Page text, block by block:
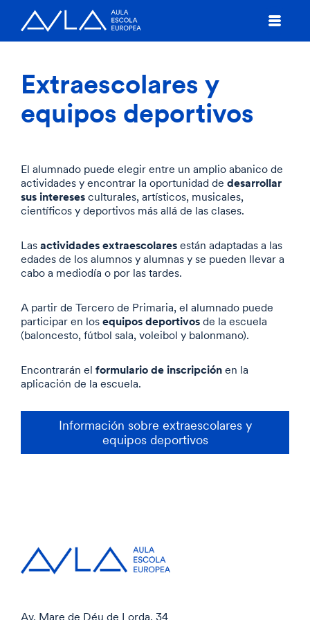
Extraescolares y
equipos deportivos
El alumnado puede elegir entre un amplio abanico de
actividades y encontrar la oportunidad de desarrollar
sus intereses culturales, artísticos, musicales,
científicos y deportivos más allá de las clases.
Las actividades extraescolares están adaptadas a las
edades de los alumnos y alumnas y se pueden llevar a
cabo a mediodía o por las tardes.
A partir de Tercero de Primaria, el alumnado puede
participar en los equipos deportivos de la escuela
(baloncesto, fútbol sala, voleibol y balonmano).
Encontrarán el formulario de inscripción en la
aplicación de la escuela.
Información sobre extraescolares y
equipos deportivos
Av. Mare de Déu de Lorda, 34